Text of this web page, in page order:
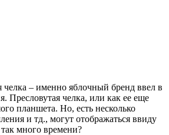
челка – именно яблочный бренд ввел в
Пресловутая челка, или как ее еще
планшета. Но, есть несколько
и тд., могут отображаться ввиду
много времени?